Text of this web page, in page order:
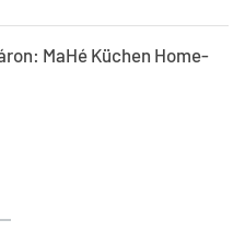
MaHé Küchen Home-